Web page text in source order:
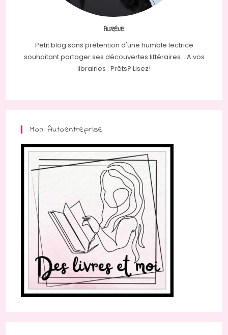
AURÉLIE
Petit blog sans prétention d'une humble lectrice
souhaitant partager ses découvertes littéraires... A vos
librairies : Prêts? Lisez!
Mon Autoentreprise